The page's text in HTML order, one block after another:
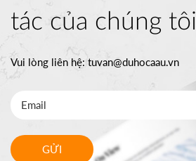
tác của chúng tôi
Vui lòng liên hệ: tuvan@duhocaau.vn
GỬI